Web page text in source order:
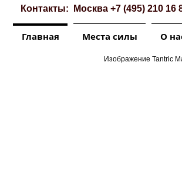
Главная Места силы О
Изображение Tantric
Контакты: Москва +7 (495) 210